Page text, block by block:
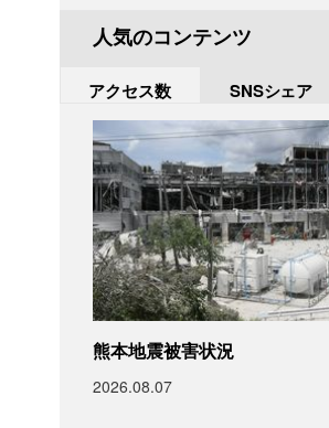
人気のコンテンツ
アクセス数 SNSシェア
熊本地震被害状況
2026.08.07